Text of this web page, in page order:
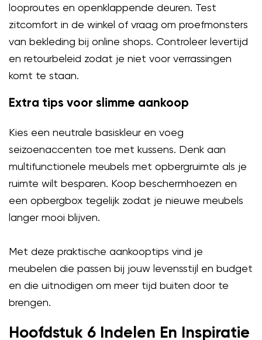
looproutes en openklappende deuren. Test
zitcomfort in de winkel of vraag om proefmonsters
van bekleding bij online shops. Controleer levertijd
en retourbeleid zodat je niet voor verrassingen
komt te staan.
Extra tips voor slimme aankoop
Kies een neutrale basiskleur en voeg
seizoenaccenten toe met kussens. Denk aan
multifunctionele meubels met opbergruimte als je
ruimte wilt besparen. Koop beschermhoezen en
een opbergbox tegelijk zodat je nieuwe meubels
langer mooi blijven.
Met deze praktische aankooptips vind je
meubelen die passen bij jouw levensstijl en budget
en die uitnodigen om meer tijd buiten door te
brengen.
Hoofdstuk 6 Indelen En Inspiratie